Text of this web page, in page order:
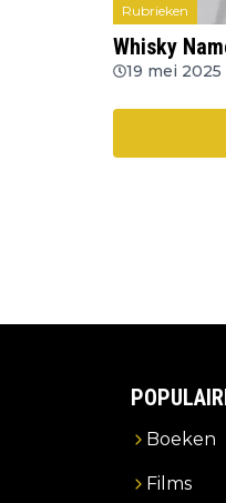
Rubrieken
Whisky
19 mei 2025
Boeken
Films